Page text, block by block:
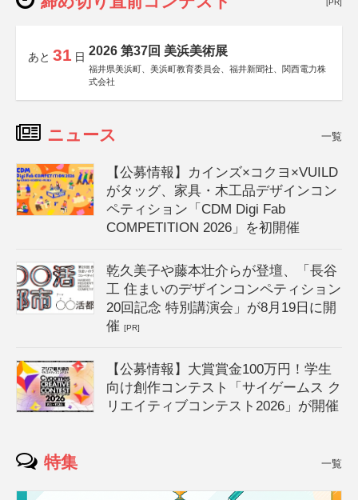
[PR]
あと 31 日 2026 第37回 美浜美術展
福井県美浜町、美浜町教育委員会、福井新聞社、関西電力株
式会社
ニュース 一覧
【公募情報】カインズ×コクヨ×VUILD
がタッグ、家具・木工品デザインコン
ペティション「CDM Digi Fab
COMPETITION 2026」を初開催
乾久美子や藤本壮介らが登壇、「長谷
工 住まいのデザインコンペティション
20回記念 特別講演会」が8月19日に開
催[PR]
【公募情報】大賞賞金100万円！学生
向け創作コンテスト「サイゲームス ク
リエイティブコンテスト2026」が開催
特集 一覧